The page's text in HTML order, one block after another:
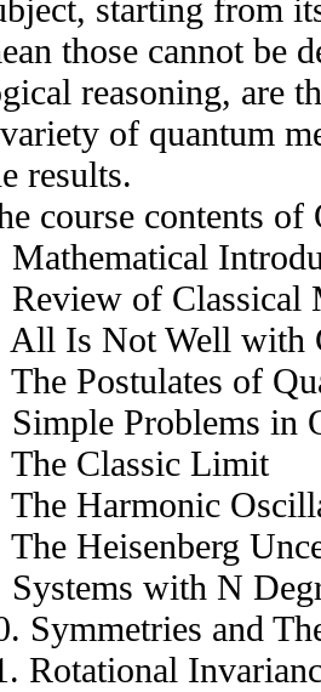
starting from
those cannot be
reasoning, are
of quantum
results.
course contents
Mathematical
Review of Classical
All Is Not Well with
The Postulates of
Simple Problems in
The Classic Limit
The Harmonic
The Heisenberg
Systems with N
Symmetries and
Rotational